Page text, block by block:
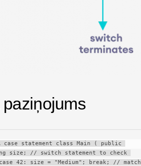
statement class Main ( public
size; // switch statement to check
42: size = "Medium"; break; // match